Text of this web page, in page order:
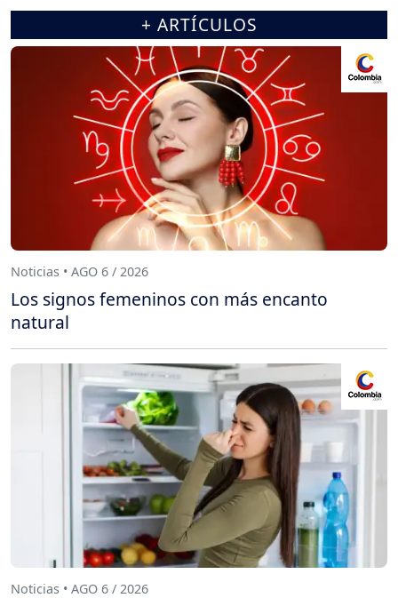
+ ARTÍCULOS
Noticias • AGO 6 / 2026
Los signos femeninos con más encanto
natural
Noticias • AGO 6 / 2026